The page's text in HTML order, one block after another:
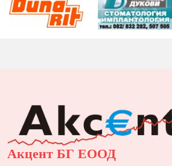
Акцент БГ ЕООД